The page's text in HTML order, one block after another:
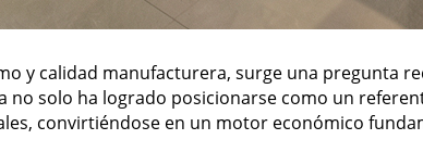
y calidad manufacturera, surge una pregunta
no solo ha logrado posicionarse como un
convirtiéndose en un motor económico